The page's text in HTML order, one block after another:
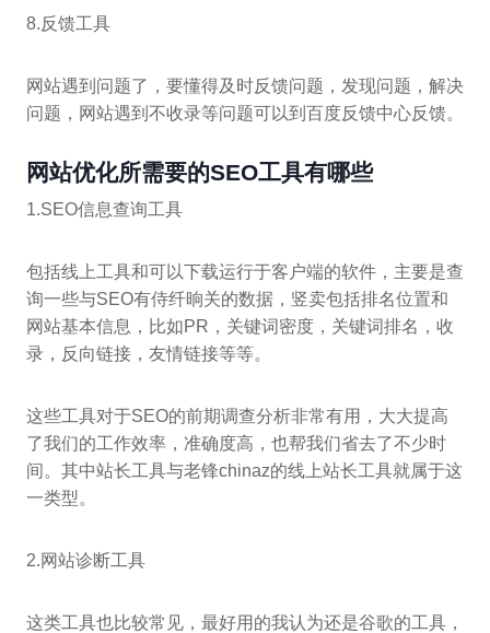
8.反馈工具
网站遇到问题了，要懂得及时反馈问题，发现问题，解决
问题，网站遇到不收录等问题可以到百度反馈中心反馈。
网站优化所需要的SEO工具有哪些
1.SEO信息查询工具
包括线上工具和可以下载运行于客户端的软件，主要是查
询一些与SEO有侍纤晌关的数据，竖卖包括排名位置和
网站基本信息，比如PR，关键词密度，关键词排名，收
录，反向链接，友情链接等等。
这些工具对于SEO的前期调查分析非常有用，大大提高
了我们的工作效率，准确度高，也帮我们省去了不少时
间。其中站长工具与老锋chinaz的线上站长工具就属于这
一类型。
2.网站诊断工具
这类工具也比较常见，最好用的我认为还是谷歌的工具，